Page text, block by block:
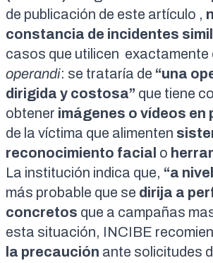
de publicación de este artículo ,
constancia de incidentes
casos que utilicen exactamente
operandi: se trataría de “una
dirigida y costosa” que tiene
obtener imágenes o vídeos en
de la víctima que alimenten
reconocimiento facial o
La institución indica que, “a
más probable que se dirija a
concretos que a campañas
esta situación, INCIBE
la precaución ante solicitudes